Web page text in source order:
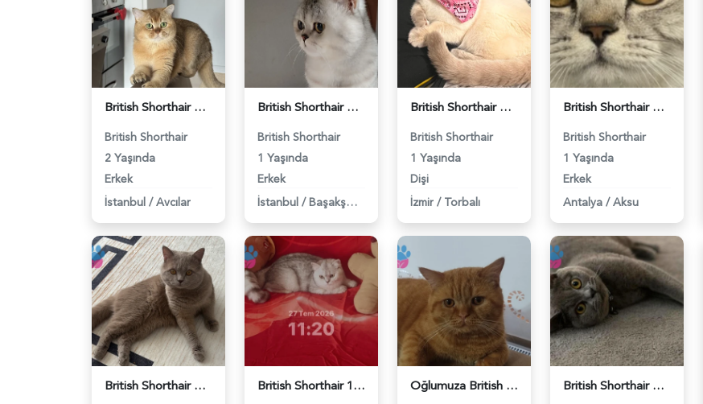
British Shorthair Erkek Kızgınlıkta - 118984651
British Shorthair
2 Yaşında
Erkek
İstanbul / Avcılar
British Shorthair Duma Eş Arıyorum - 118984650
British Shorthair
1 Yaşında
Erkek
İstanbul / Başakşehir
British Shorthair Kedime Eş Arıyorum - 118984649
British Shorthair
1 Yaşında
Dişi
İzmir / Torbalı
British Shorthair Damadımıza Gelin Arıyoruz - 118984627
British Shorthair
1 Yaşında
Erkek
Antalya / Aksu
British Shorthair Oğlumuza eş arıyoruz - 118984638 British Shorthair 11 Aylık Kızım Eş Arıyor - 118984640 Oğlumuza British güzel dişi arıyoruz - 118984620 British Shorthair Kızım Mila'ya eş arıyorum - 118984614